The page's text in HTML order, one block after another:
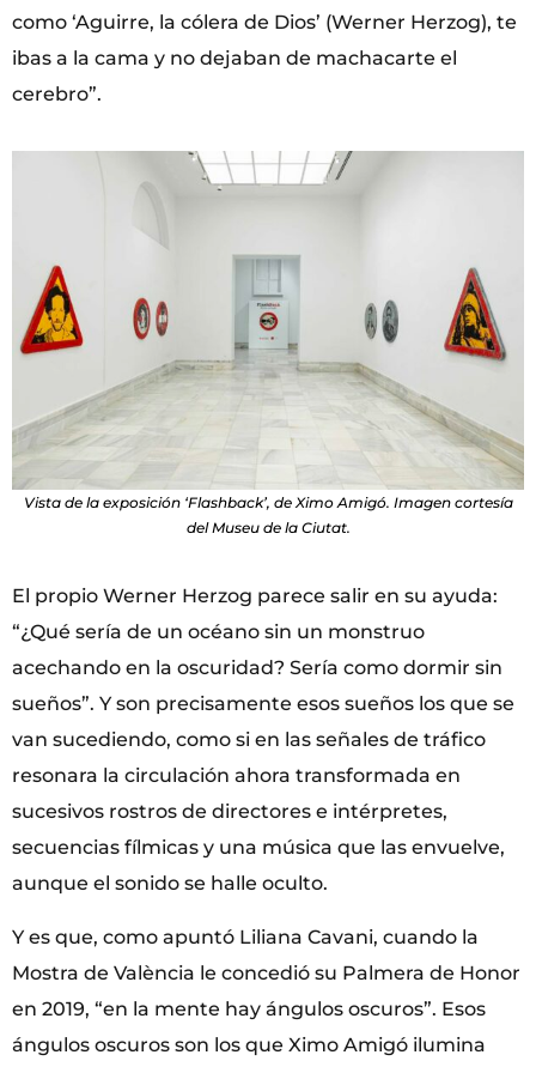
como ‘Aguirre, la cólera de Dios’ (Werner Herzog), te
ibas a la cama y no dejaban de machacarte el
cerebro”.
Vista de la exposición ‘Flashback’, de Ximo Amigó. Imagen cortesía
del Museu de la Ciutat.
El propio Werner Herzog parece salir en su ayuda:
“¿Qué sería de un océano sin un monstruo
acechando en la oscuridad? Sería como dormir sin
sueños”. Y son precisamente esos sueños los que se
van sucediendo, como si en las señales de tráfico
resonara la circulación ahora transformada en
sucesivos rostros de directores e intérpretes,
secuencias fílmicas y una música que las envuelve,
aunque el sonido se halle oculto.
Y es que, como apuntó Liliana Cavani, cuando la
Mostra de València le concedió su Palmera de Honor
en 2019, “en la mente hay ángulos oscuros”. Esos
ángulos oscuros son los que Ximo Amigó ilumina